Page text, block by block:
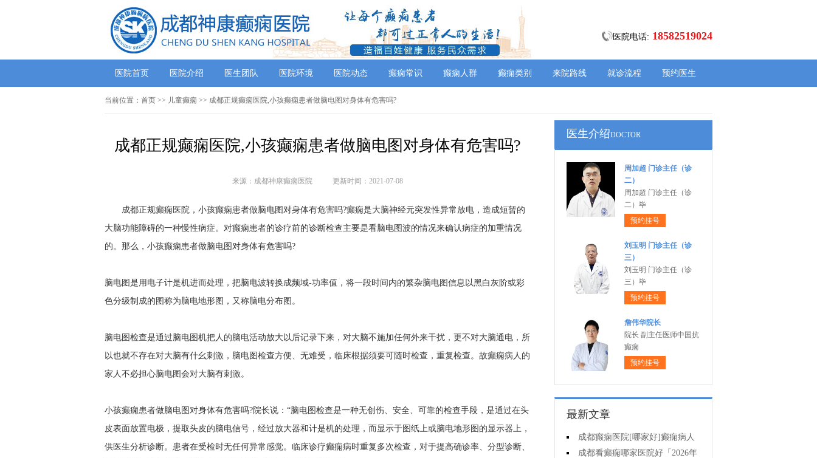
医院电话: 18582519024
医院首页 医院介绍 医生团队 医院环境 医院动态 癫痫常识 癫痫人群 癫痫类别 来院路线 就诊流程 预约医生
当前位置： 首页 >> 儿童癫痫 >> 成都正规癫痫医院,小孩癫痫患者做脑电图对身体有危害吗?
成都正规癫痫医院,小孩癫痫患者做脑电图对身体有危害吗?
来源：成都神康癫痫医院 更新时间：2021-07-08
成都正规癫痫医院，小孩癫痫患者做脑电图对身体有危害吗?癫痫是大脑神经元突发性异常放电，造成短暂的
大脑功能障碍的一种慢性病症。对癫痫患者的诊疗前的诊断检查主要是看脑电图波的情况来确认病症的加重情况
的。那么，小孩癫痫患者做脑电图对身体有危害吗?
脑电图是用电子计是机进而处理，把脑电波转换成频域-功率值，将一段时间内的繁杂脑电图信息以黑白灰阶或彩
色分级制成的图称为脑电地形图，又称脑电分布图。
脑电图检查是通过脑电图机把人的脑电活动放大以后记录下来，对大脑不施加任何外来干扰，更不对大脑通电，所
以也就不存在对大脑有什幺刺激，脑电图检查方便、无难受，临床根据须要可随时检查，重复检查。故癫痫病人的
家人不必担心脑电图会对大脑有刺激。
小孩癫痫患者做脑电图对身体有危害吗?院长说：“脑电图检查是一种无创伤、安全、可靠的检查手段，是通过在头
皮表面放置电极，提取头皮的脑电信号，经过放大器和计是机的处理，而显示于图纸上或脑电地形图的显示器上，
供医生分析诊断。患者在受检时无任何异常感觉。临床诊疗癫痫病时重复多次检查，对于提高确诊率、分型诊断、
医生介绍DOCTOR
周加超 门诊主任（诊
二）
周加超 门诊主任（诊
二）毕
预约挂号
刘玉明 门诊主任（诊
三）
刘玉明 门诊主任（诊
三）毕
预约挂号
詹伟华院长
院长 副主任医师中国抗
癫痫
预约挂号
最新文章
成都癫痫医院[哪家好]癫痫病人
一定要注意哪些护理问题?
成都看癫痫哪家医院好「2026年